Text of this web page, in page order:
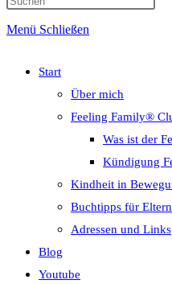
Menü Schließen
Start
Über mich
Feeling Family®
Was ist der
Kündigung
Kindheit in
Buchtipps für Eltern
Adressen und Links
Blog
Youtube